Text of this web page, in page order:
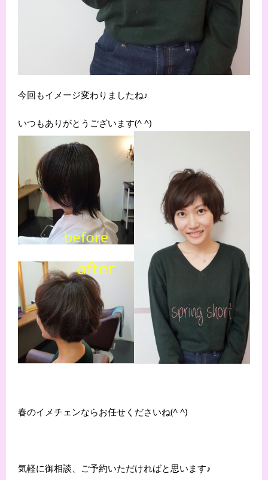
今回もイメージ変わりましたね♪
いつもありがとうございます(^ ^)
春のイメチェンならお任せくださいね(^ ^)
気軽に御相談、ご予約いただければと思います♪